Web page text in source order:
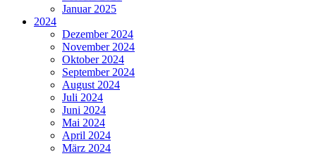
Januar 2025
2024
Dezember 2024
November 2024
Oktober 2024
September 2024
August 2024
Juli 2024
Juni 2024
Mai 2024
April 2024
März 2024